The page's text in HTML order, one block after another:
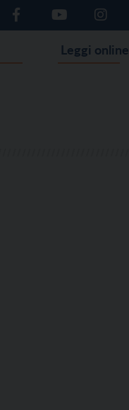
Leggi online